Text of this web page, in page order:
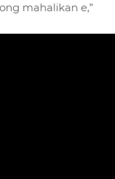
mahalikan e,”